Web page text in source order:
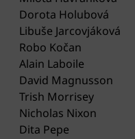
Dorota Holubová
Libuše Jarcovjáková
Robo Kočan
Alain Laboile
David Magnusson
Trish Morrisey
Nicholas Nixon
Dita Pepe